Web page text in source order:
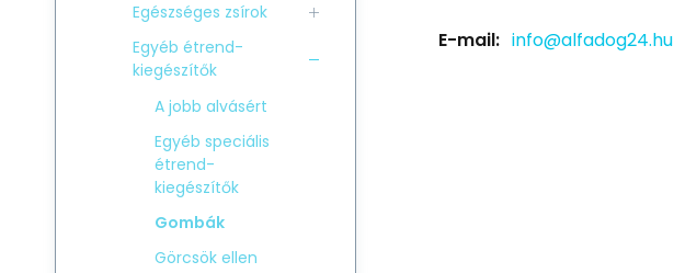
E-mail: info@alfadog24.hu
Egészséges zsírok
Egyéb étrend-
kiegészítők
A jobb alvásért
Egyéb speciális
étrend-
kiegészítők
Gombák
Görcsök ellen